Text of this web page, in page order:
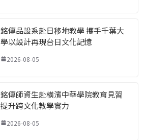
銘傳品設系赴日移地教學 攜手千葉大
學以設計再現台日文化記憶
2026-08-05
銘傳師資生赴橫濱中華學院教育見習
提升跨文化教學實力
2026-08-05